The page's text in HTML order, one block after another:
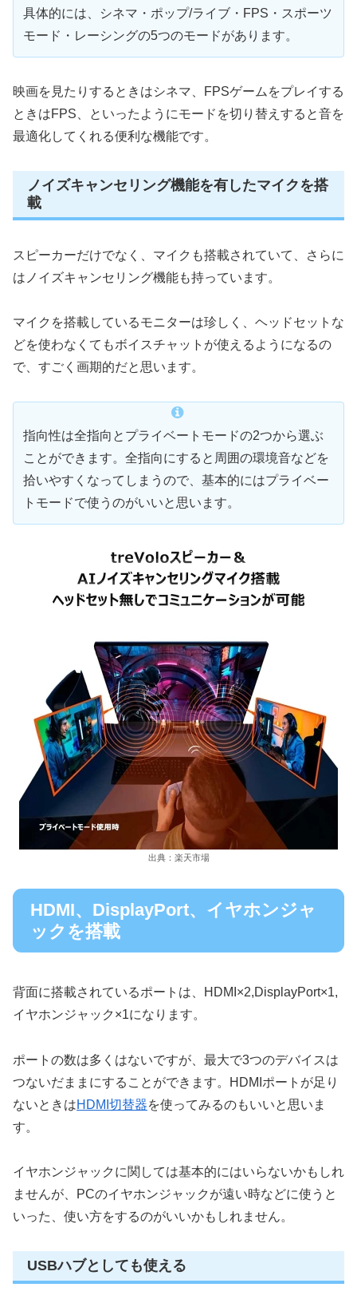
具体的には、シネマ・ポップ/ライブ・FPS・スポーツ
モード・レーシングの5つのモードがあります。
映画を見たりするときはシネマ、FPSゲームをプレイする
ときはFPS、といったようにモードを切り替えすると音を
最適化してくれる便利な機能です。
ノイズキャンセリング機能を有したマイクを搭
載
スピーカーだけでなく、マイクも搭載されていて、さらに
はノイズキャンセリング機能も持っています。
マイクを搭載しているモニターは珍しく、ヘッドセットな
どを使わなくてもボイスチャットが使えるようになるの
で、すごく画期的だと思います。
指向性は全指向とプライベートモードの2つから選ぶ
ことができます。全指向にすると周囲の環境音などを
拾いやすくなってしまうので、基本的にはプライベー
トモードで使うのがいいと思います。
出典：楽天市場
HDMI、DisplayPort、イヤホンジャ
ックを搭載
背面に搭載されているポートは、HDMI×2,DisplayPort×1,
イヤホンジャック×1になります。
ポートの数は多くはないですが、最大で3つのデバイスは
つないだままにすることができます。HDMIポートが足り
ないときはHDMI切替器を使ってみるのもいいと思いま
す。
イヤホンジャックに関しては基本的にはいらないかもしれ
ませんが、PCのイヤホンジャックが遠い時などに使うと
いった、使い方をするのがいいかもしれません。
USBハブとしても使える